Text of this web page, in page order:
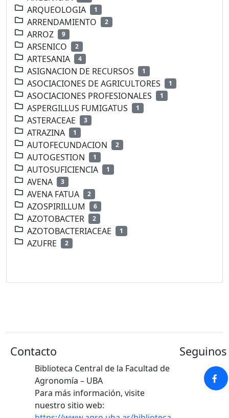
ARQUEOLOGIA 1
ARRENDAMIENTO 2
ARROZ 9
ARSENICO 2
ARTESANIA 4
ASIGNACION DE RECURSOS 1
ASOCIACIONES DE AGRICULTORES 1
ASOCIACIONES PROFESIONALES 1
ASPERGILLUS FUMIGATUS 1
ASTERACEAE 3
ATRAZINA 1
AUTOFECUNDACION 2
AUTOGESTION 1
AUTOSUFICIENCIA 1
AVENA 3
AVENA FATUA 2
AZOSPIRILLUM 6
AZOTOBACTER 2
AZOTOBACTERIACEAE 1
AZUFRE 2
Contacto
Biblioteca Central de la Facultad de
Agronomía – UBA
Para más información, visite
nuestro sitio web: